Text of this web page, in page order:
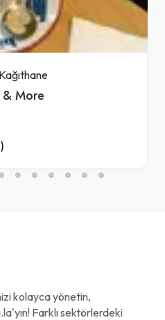
Kağıthane
More
kolayca yönetin,
Farklı sektörlerdeki